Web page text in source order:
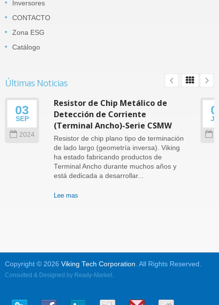
Inversores
CONTACTO
Zona ESG
Catálogo
Últimas Noticias
03
SEP
2024
Resistor de Chip Metálico de
Detección de Corriente
(Terminal Ancho)-Serie CSMW
Resistor de chip plano tipo de terminación
de lado largo (geometría inversa). Viking
ha estado fabricando productos de
Terminal Ancho durante muchos años y
está dedicada a desarrollar...
Lee mas
Copyright © 2026 Viking Tech Corporation . All Rights Reserved.
Consulted & Designed by Ready-Market